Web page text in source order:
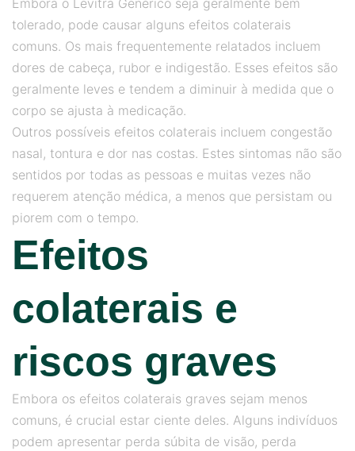
Embora o Levitra Genérico seja geralmente bem
tolerado, pode causar alguns efeitos colaterais
comuns. Os mais frequentemente relatados incluem
dores de cabeça, rubor e indigestão. Esses efeitos são
geralmente leves e tendem a diminuir à medida que o
corpo se ajusta à medicação.
Outros possíveis efeitos colaterais incluem congestão
nasal, tontura e dor nas costas. Estes sintomas não são
sentidos por todas as pessoas e muitas vezes não
requerem atenção médica, a menos que persistam ou
piorem com o tempo.
Efeitos
colaterais e
riscos graves
Embora os efeitos colaterais graves sejam menos
comuns, é crucial estar ciente deles. Alguns indivíduos
podem apresentar perda súbita de visão, perda